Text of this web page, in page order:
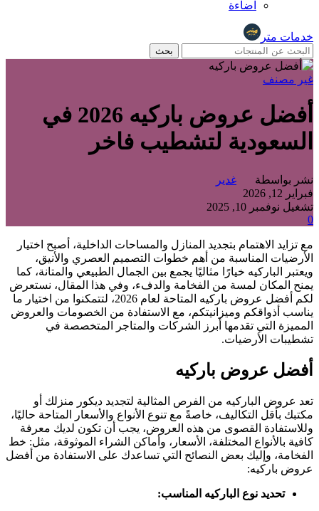
اضاءة
خدمات متر
بحث
غير مصنف
أفضل عروض باركيه 2026 في
السعودية لتشطيب فاخر
نشر بواسطة
غدير
فبراير 12, 2026
تشغيل نوفمبر 10, 2025
0
مع تزايد الاهتمام بتجديد المنازل والمساحات الداخلية، أصبح اختيار
الأرضيات المناسبة من أهم خطوات التصميم العصري والأنيق،
ويعتبر الباركيه خيارًا مثاليًا يجمع بين الجمال الطبيعي والمتانة، كما
يمنح المكان لمسة من الفخامة والدفء، وفي هذا المقال، نستعرض
لكم أفضل عروض باركيه المتاحة لعام 2026، لتتمكنوا من اختيار ما
يناسب أذواقكم وميزانيتكم، مع الاستفادة من الخصومات والعروض
المميزة التي تقدمها أبرز الشركات والمتاجر المتخصصة في
تشطيبات الأرضيات.
أفضل عروض باركيه
تعد عروض الباركيه من الفرص المثالية لتجديد ديكور منزلك أو
مكتبك بأقل التكاليف، خاصةً مع تنوع الأنواع والأسعار المتاحة حاليًا،
وللاستفادة القصوى من هذه العروض، يجب أن تكون لديك معرفة
كافية بالأنواع المختلفة، الأسعار، وأماكن الشراء الموثوقة، مثل: خط
الفخامة، وإليك بعض النصائح التي تساعدك على الاستفادة من أفضل
عروض باركيه:
تحديد نوع الباركيه المناسب: